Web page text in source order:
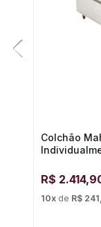
Colchão
R$
10x de R$